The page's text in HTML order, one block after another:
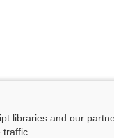
libraries and our